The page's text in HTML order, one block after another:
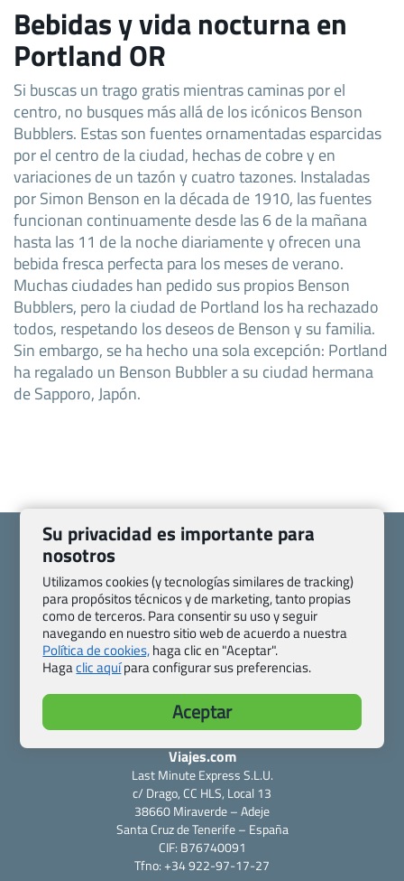
Bebidas y vida nocturna en
Portland OR
Si buscas un trago gratis mientras caminas por el
centro, no busques más allá de los icónicos Benson
Bubblers. Estas son fuentes ornamentadas esparcidas
por el centro de la ciudad, hechas de cobre y en
variaciones de un tazón y cuatro tazones. Instaladas
por Simon Benson en la década de 1910, las fuentes
funcionan continuamente desde las 6 de la mañana
hasta las 11 de la noche diariamente y ofrecen una
bebida fresca perfecta para los meses de verano.
Muchas ciudades han pedido sus propios Benson
Bubblers, pero la ciudad de Portland los ha rechazado
todos, respetando los deseos de Benson y su familia.
Sin embargo, se ha hecho una sola excepción: Portland
ha regalado un Benson Bubbler a su ciudad hermana
de Sapporo, Japón.
Quienes somos
Contacto
Pasaporte, Visado, Salud y otras disposiciones específicas
Blog de Viajes.com
Registro de agencias
Preguntas frecuentes
Condiciones generales
Política de privacidad y cookies
Transparencia
Todas las páginas – sitemap
Viajes.com
Last Minute Express S.L.U.
c/ Drago, CC HLS, Local 13
38660 Miraverde – Adeje
Santa Cruz de Tenerife – España
CIF: B76740091
Tfno: +34 922-97-17-27
Su privacidad es importante para
nosotros
Utilizamos cookies (y tecnologías similares de tracking)
para propósitos técnicos y de marketing, tanto propias
como de terceros. Para consentir su uso y seguir
navegando en nuestro sitio web de acuerdo a nuestra
Política de cookies,haga clic en "Aceptar".
Hagaclic aquípara configurar sus preferencias.
Aceptar